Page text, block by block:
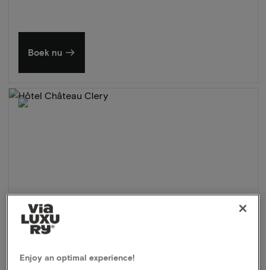
Boek nu
Enjoy an optimal experience!